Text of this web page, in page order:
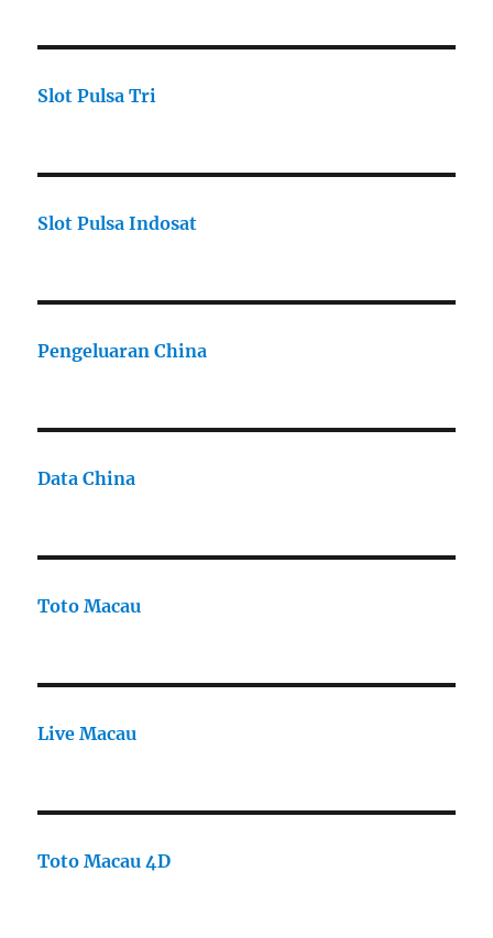
Slot Pulsa Tri
Slot Pulsa Indosat
Pengeluaran China
Data China
Toto Macau
Live Macau
Toto Macau 4D